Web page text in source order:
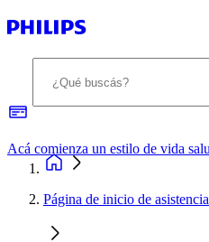
Página de inicio de asistencia